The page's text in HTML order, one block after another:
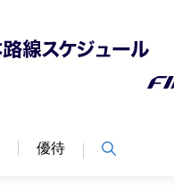
優待